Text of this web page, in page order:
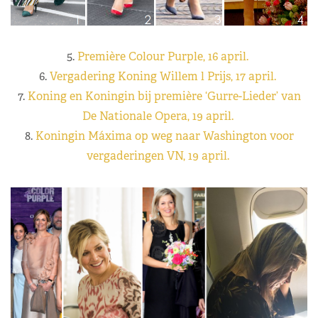
5. Première Colour Purple, 16 april.
6.Vergadering Koning Willem l Prijs, 17 april.
7. Koning en Koningin bij première ‘Gurre-Lieder’ van
De Nationale Opera, 19 april.
8. Koningin Máxima op weg naar Washington voor
vergaderingen VN, 19 april.